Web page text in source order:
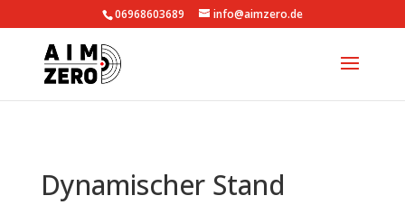
06968603689 info@aimzero.de
Dynamischer Stand